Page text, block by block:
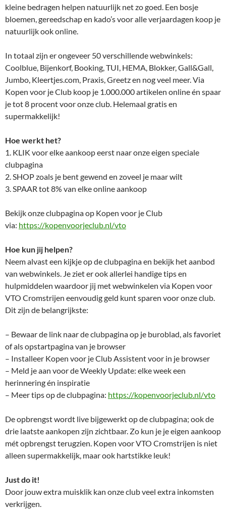
kleine bedragen helpen natuurlijk net zo goed. Een bosje
bloemen, gereedschap en kado’s voor alle verjaardagen koop je
natuurlijk ook online.
In totaal zijn er ongeveer 50 verschillende webwinkels:
Coolblue, Bijenkorf, Booking, TUI, HEMA, Blokker, Gall&Gall,
Jumbo, Kleertjes.com, Praxis, Greetz en nog veel meer. Via
Kopen voor je Club koop je 1.000.000 artikelen online én spaar
je tot 8 procent voor onze club. Helemaal gratis en
supermakkelijk!
Hoe werkt het?
1. KLIK voor elke aankoop eerst naar onze eigen speciale
clubpagina
2. SHOP zoals je bent gewend en zoveel je maar wilt
3. SPAAR tot 8% van elke online aankoop
Bekijk onze clubpagina op Kopen voor je Club
via: https://kopenvoorjeclub.nl/vto
Hoe kun jij helpen?
Neem alvast een kijkje op de clubpagina en bekijk het aanbod
van webwinkels. Je ziet er ook allerlei handige tips en
hulpmiddelen waardoor jij met webwinkelen via Kopen voor
VTO Cromstrijen eenvoudig geld kunt sparen voor onze club.
Dit zijn de belangrijkste:
– Bewaar de link naar de clubpagina op je buroblad, als favoriet
of als opstartpagina van je browser
– Installeer Kopen voor je Club Assistent voor in je browser
– Meld je aan voor de Weekly Update: elke week een
herinnering én inspiratie
– Meer tips op de clubpagina: https://kopenvoorjeclub.nl/vto
De opbrengst wordt live bijgewerkt op de clubpagina; ook de
drie laatste aankopen zijn zichtbaar. Zo kun je je eigen aankoop
mét opbrengst terugzien. Kopen voor VTO Cromstrijen is niet
alleen supermakkelijk, maar ook hartstikke leuk!
Just do it!
Door jouw extra muisklik kan onze club veel extra inkomsten
verkrijgen.